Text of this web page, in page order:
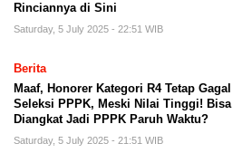
Rinciannya di Sini
Saturday, 5 July 2025 - 22:51 WIB
Berita
Maaf, Honorer Kategori R4 Tetap Gagal
Seleksi PPPK, Meski Nilai Tinggi! Bisa
Diangkat Jadi PPPK Paruh Waktu?
Saturday, 5 July 2025 - 21:51 WIB